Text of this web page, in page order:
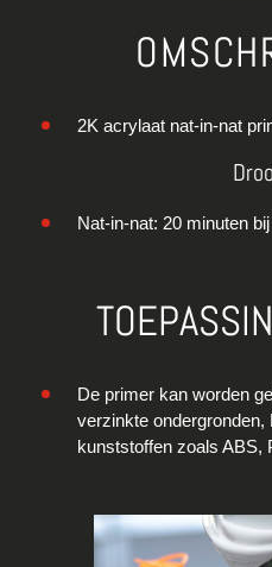
2K acrylaat nat-in-nat
Nat-in-nat: 20 minuten
De primer kan worden
verzinkte ondergronden,
kunststoffen zoals ABS,